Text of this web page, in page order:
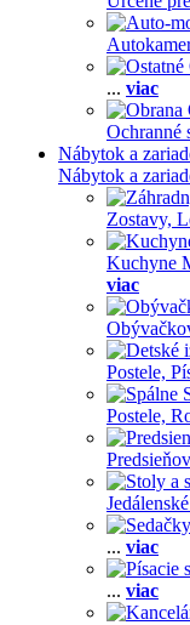
... viac
Ochranné
Nábytok a
Nábytok a
Zostavy,
Kuchyne
viac
Postele,
Postele,
... viac
... viac